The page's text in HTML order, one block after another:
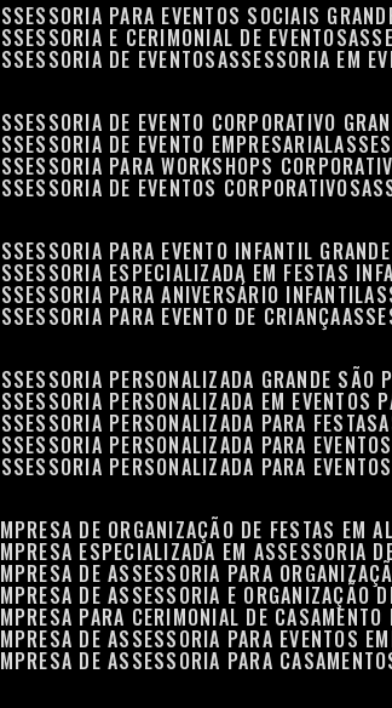
ASSESSORIA PARA EVENTOS SOCIAIS
ASSESSORIA E CERIMONIAL DE EVENTOS
ASSESSORIA DE EVENTOS ASSESSORIA EM
ASSESSORIA DE EVENTO CORPORATIVO
ASSESSORIA DE EVENTO EMPRESARIAL
ASSESSORIA PARA WORKSHOPS
ASSESSORIA DE EVENTOS CORPORATIVOS
ASSESSORIA PARA EVENTO INFANTIL
ASSESSORIA ESPECIALIZADA EM FESTAS
ASSESSORIA PARA ANIVERSÁRIO INFANTIL
ASSESSORIA PARA EVENTO DE CRIANÇA
ASSESSORIA PERSONALIZADA GRANDE SÃO
ASSESSORIA PERSONALIZADA EM EVENTOS
ASSESSORIA PERSONALIZADA PARA FESTAS
ASSESSORIA PERSONALIZADA PARA EVENTOS
ASSESSORIA PERSONALIZADA PARA
EMPRESA DE ORGANIZAÇÃO DE FESTAS EM
EMPRESA ESPECIALIZADA EM ASSESSORIA
EMPRESA DE ASSESSORIA PARA
EMPRESA DE ASSESSORIA E ORGANIZAÇÃO
EMPRESA PARA CERIMONIAL DE
EMPRESA DE ASSESSORIA PARA EVENTOS
EMPRESA DE ASSESSORIA PARA